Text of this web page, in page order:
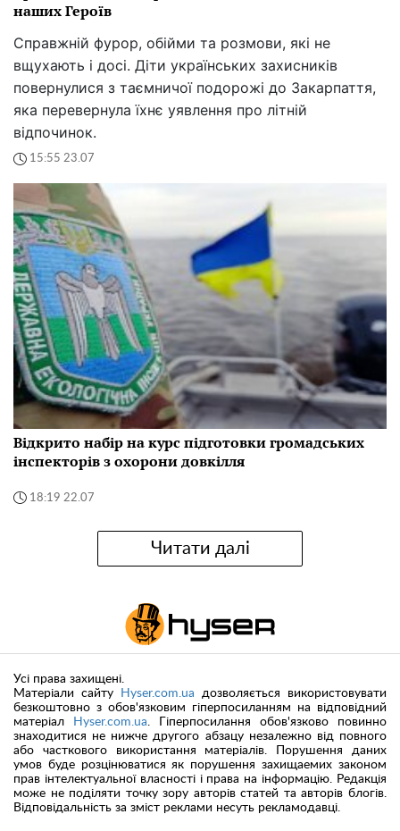
наших Героїв
Справжній фурор, обійми та розмови, які не
вщухають і досі. Діти українських захисників
повернулися з таємничої подорожі до Закарпаття,
яка перевернула їхнє уявлення про літній
відпочинок.
15:55 23.07
Відкрито набір на курс підготовки громадських
інспекторів з охорони довкілля
18:19 22.07
Читати далі
Усі права захищені.
Матеріали сайту
Hyser.com.ua дозволяється використовувати
безкоштовно з обов'язковим гіперпосиланням на відповідний
матеріал
Hyser.com.ua. Гіперпосилання обов'язково повинно
знаходитися не нижче другого абзацу незалежно від повного
або часткового використання матеріалів. Порушення даних
умов буде розцінюватися як порушення захищаемих законом
прав інтелектуальної власності і права на інформацію. Редакція
може не поділяти точку зору авторів статей та авторів блогів.
Відповідальність за зміст реклами несуть рекламодавці.